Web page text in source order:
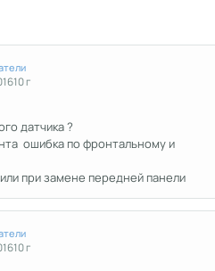
10 г
датчика ?
ошибка по фронтальному и
при замене передней панели
10 г